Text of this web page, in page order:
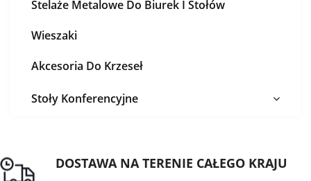
Stelaże Metalowe Do Biurek I Stołów
Wieszaki
Akcesoria Do Krzeseł
Stoły Konferencyjne
DOSTAWA NA TERENIE CAŁEGO KRAJU